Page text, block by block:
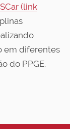
(link
em diferentes
do PPGE.